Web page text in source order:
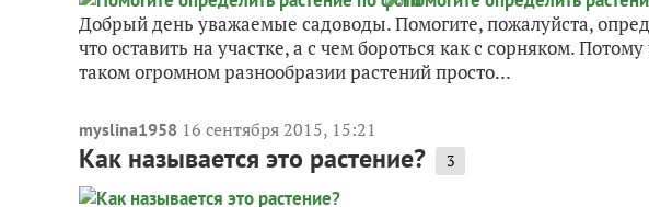
Добрый день уважаемые садоводы. Помогите, пожалуйста,
что оставить на участке, а с чем бороться как с сорняком.
таком огромном разнообразии растений просто...
myslina1958 16 сентября 2015, 15:21
Как называется это растение? 3